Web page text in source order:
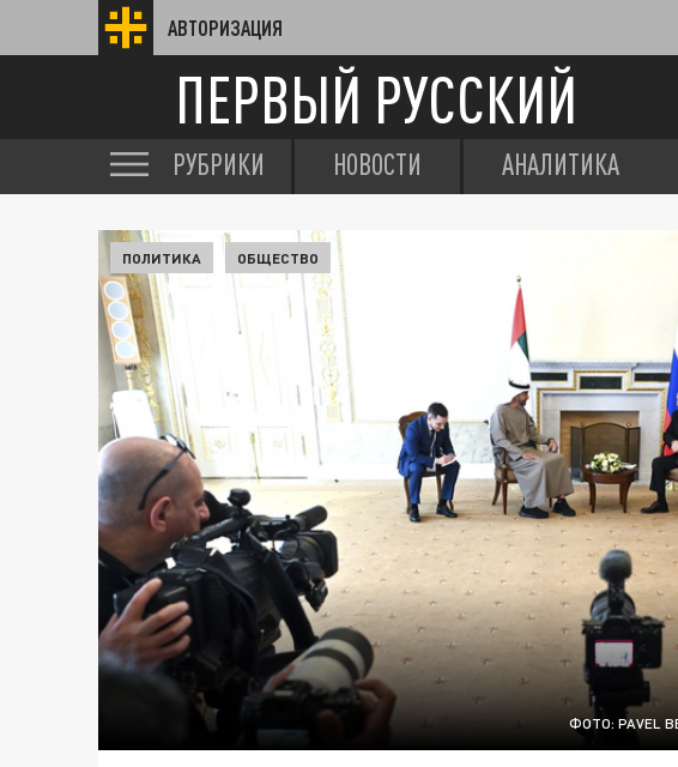
АВТОРИЗАЦИЯ
ПЕРВЫЙ РУССКИЙ
РУБРИКИ НОВОСТИ АНАЛИТИКА
ФОТО: PAVEL
ПОЛИТИКА ОБЩЕСТВО